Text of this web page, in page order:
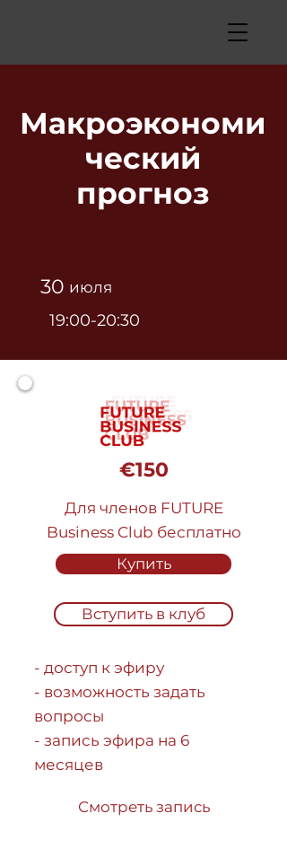
Макроэкономи
ческий
прогноз
30 июля
19:00-20:30
€150
Для членов FUTURE
Business Club бесплатно
Купить
Вступить в клуб
- доступ к эфиру
- возможность задать
вопросы
- запись эфира на 6
месяцев
Смотреть запись